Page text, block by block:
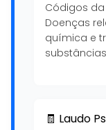
Códigos
Doenças
química e
🧾 Laudo